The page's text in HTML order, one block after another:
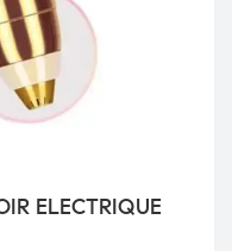
ELECTRIQUE